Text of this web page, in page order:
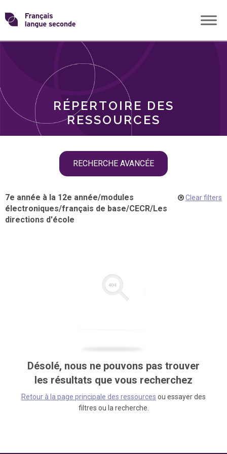
Skip
toTransformons
langue
RÉPERTOIRE DES
RESSOURCES
RECHERCHE AVANCÉE
THÈMES
7e année à la 12e année/modules
électroniques/français de base/CECR/Les
directions d'école
Clear filters
Désolé, nous ne pouvons pas trouver
les résultats que vous recherchez
Retour à la page principale des ressources ou essayer des
filtres ou la recherche.